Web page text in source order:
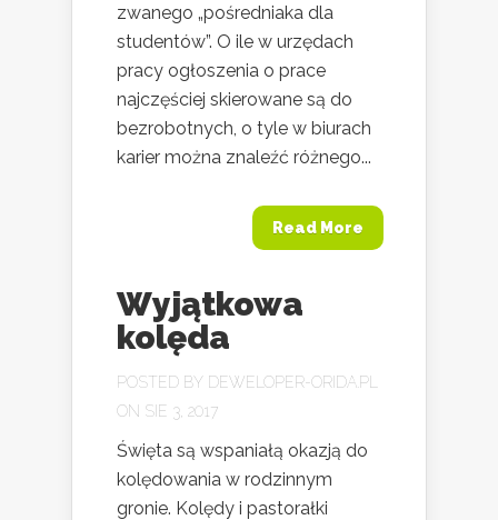
zwanego „pośredniaka dla
studentów”. O ile w urzędach
pracy ogłoszenia o prace
najczęściej skierowane są do
bezrobotnych, o tyle w biurach
karier można znaleźć różnego...
Read More
Wyjątkowa
kolęda
POSTED BY DEWELOPER-ORIDA.PL
ON SIE 3, 2017
Święta są wspaniałą okazją do
kolędowania w rodzinnym
gronie. Kolędy i pastorałki